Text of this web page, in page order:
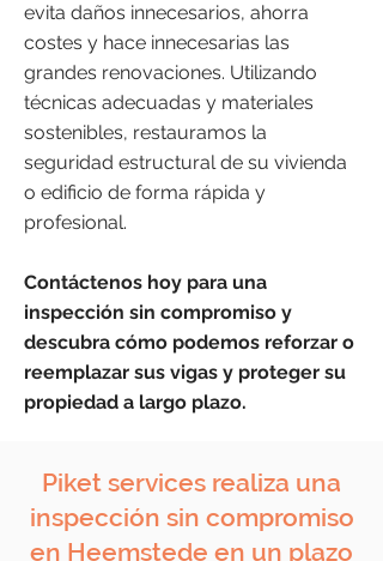
evita daños innecesarios, ahorra
costes y hace innecesarias las
grandes renovaciones. Utilizando
técnicas adecuadas y materiales
sostenibles, restauramos la
seguridad estructural de su vivienda
o edificio de forma rápida y
profesional.
Contáctenos hoy para una
inspección sin compromiso y
descubra cómo podemos reforzar o
reemplazar sus vigas y proteger su
propiedad a largo plazo.
Piket services realiza una
inspección sin compromiso
en Heemstede en un plazo